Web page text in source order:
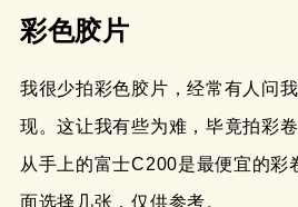
彩色胶片
我很少拍彩色胶片，经常有人问
现。这让我有些为难，毕竟拍彩
从手上的富士C200是最便宜的彩
面选择几张，仅供参考。